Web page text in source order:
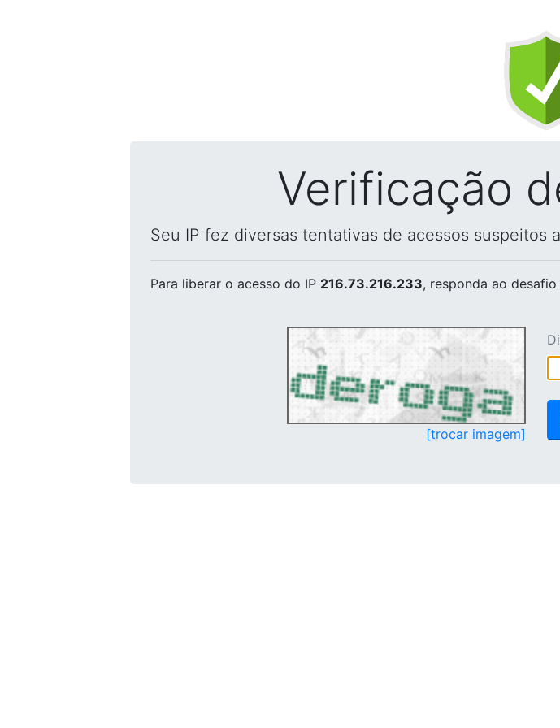
Verificação
Seu IP fez diversas tentativas de acessos suspeitos
Para liberar o acesso do IP 216.73.216.233, responda ao desafio
[trocar imagem]